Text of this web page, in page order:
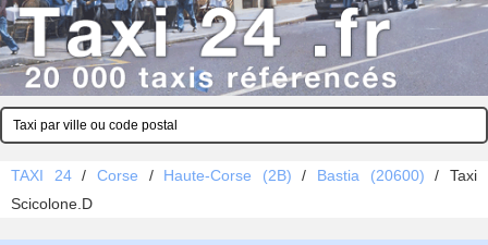
TAXI 24/ Corse / Haute-Corse (2B) / Bastia (20600) /Taxi
Scicolone.D